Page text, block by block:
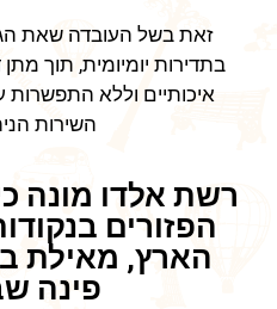
זאת בשל העובדה שאת
בתדירות יומיומית, תוך
איכותיים וללא התפשרות
השירות
הפזורים
הארץ, מאילת
פינה